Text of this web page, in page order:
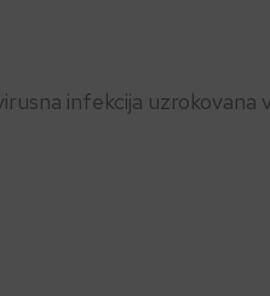
infekcija